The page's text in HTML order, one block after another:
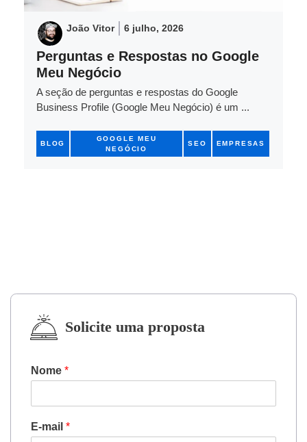
João Vitor 6 julho, 2026
Perguntas e Respostas no Google
Meu Negócio
A seção de perguntas e respostas do Google
Business Profile (Google Meu Negócio) é um ...
BLOG
GOOGLE MEU
NEGÓCIO
SEO EMPRESAS
Solicite uma proposta
Nome *
E-mail *